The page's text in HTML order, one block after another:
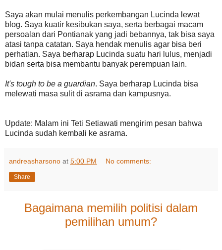
Saya akan mulai menulis perkembangan Lucinda lewat
blog. Saya kuatir kesibukan saya, serta berbagai macam
persoalan dari Pontianak yang jadi bebannya, tak bisa saya
atasi tanpa catatan. Saya hendak menulis agar bisa beri
perhatian. Saya berharap Lucinda suatu hari lulus, menjadi
bidan serta bisa membantu banyak perempuan lain.
It's tough to be a guardian. Saya berharap Lucinda bisa
melewati masa sulit di asrama dan kampusnya.
Update: Malam ini Teti Setiawati mengirim pesan bahwa
Lucinda sudah kembali ke asrama.
andreasharsono at 5:00 PM No comments:
Share
Bagaimana memilih politisi dalam
pemilihan umum?